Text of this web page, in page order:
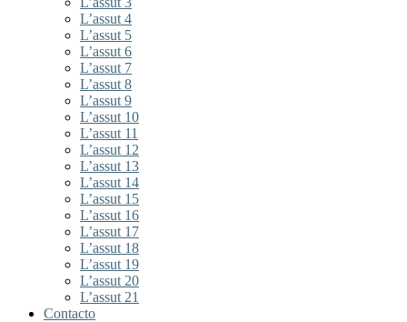
L’assut 4
L’assut 5
L’assut 6
L’assut 7
L’assut 8
L’assut 9
L’assut 10
L’assut 11
L’assut 12
L’assut 13
L’assut 14
L’assut 15
L’assut 16
L’assut 17
L’assut 18
L’assut 19
L’assut 20
L’assut 21
Contacto